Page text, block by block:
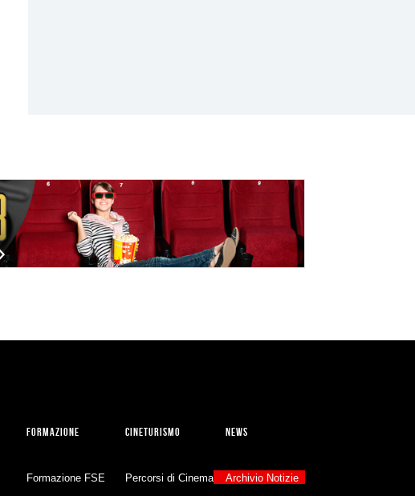
FORMAZIONE
Formazione FSE
CINETURISMO
Percorsi di Cinema
NEWS
Archivio Notizie